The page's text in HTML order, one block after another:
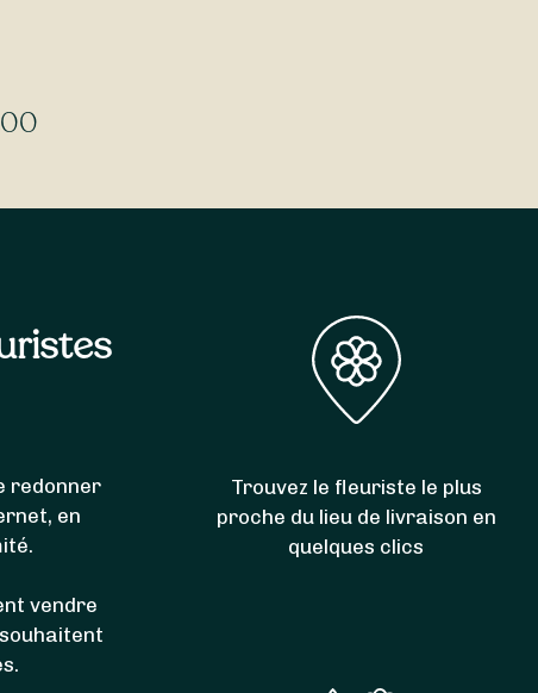
,Lapte,Grazac,Saint-Jeures,Araules,Saint-Julien-
redonner
en
vendre
Trouvez le fleuriste le plus
proche du lieu de livraison en
quelques clics